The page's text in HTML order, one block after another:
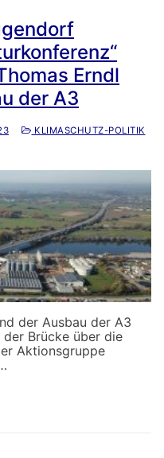
Erndl
der A3
KLIMASCHUTZ-POLITIK
der Ausbau der A3
Brücke über die
Aktionsgruppe